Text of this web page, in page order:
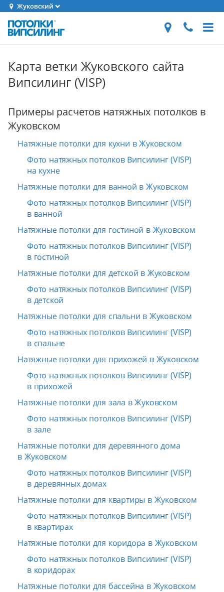
Жуковский
Карта ветки Жуковского сайта
Випсилинг (VISP)
Примеры расчетов натяжных потолков в
Жуковском
Натяжные потолки для кухни в Жуковском
Фото натяжных потолков Випсилинг (VISP)
на кухне
Натяжные потолки для ванной в Жуковском
Фото натяжных потолков Випсилинг (VISP)
в ванной
Натяжные потолки для гостиной в Жуковском
Фото натяжных потолков Випсилинг (VISP)
в гостиной
Натяжные потолки для детской в Жуковском
Фото натяжных потолков Випсилинг (VISP)
в детской
Натяжные потолки для спальни в Жуковском
Фото натяжных потолков Випсилинг (VISP)
в спальне
Натяжные потолки для прихожей в Жуковском
Фото натяжных потолков Випсилинг (VISP)
в прихожей
Натяжные потолки для зала в Жуковском
Фото натяжных потолков Випсилинг (VISP)
в зале
Натяжные потолки для деревянного дома
в Жуковском
Фото натяжных потолков Випсилинг (VISP)
в деревянных домах
Натяжные потолки для квартиры в Жуковском
Фото натяжных потолков Випсилинг (VISP)
в квартирах
Натяжные потолки для коридора в Жуковском
Фото натяжных потолков Випсилинг (VISP)
в коридорах
Натяжные потолки для бассейна в Жуковском